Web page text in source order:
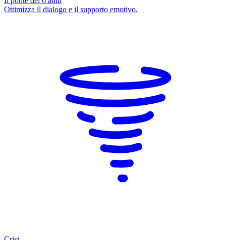
Ottimizza il dialogo e il supporto emotivo.